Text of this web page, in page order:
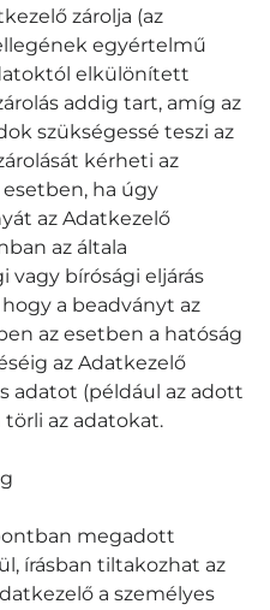
zárolja (az
egyértelmű
elkülönített
addig tart, amíg az
szükségessé teszi az
kérheti az
ha úgy
az Adatkezelő
az általa
bírósági eljárás
a beadványt az
az esetben a hatóság
az Adatkezelő
adatot (például az adott
az adatokat.
megadott
írásban tiltakozhat az
a személyes